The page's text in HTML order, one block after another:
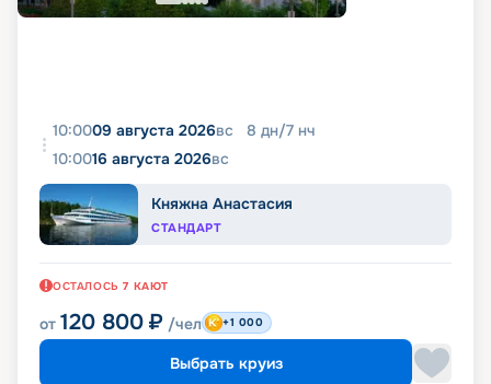
10:0009 августа 2026вс 8 дн/7 нч
10:0016 августа 2026вс
Княжна Анастасия
СТАНДАРТ
ОСТАЛОСЬ 7 КАЮТ
от 120 800 ₽ /чел +1 000
Выбрать круиз